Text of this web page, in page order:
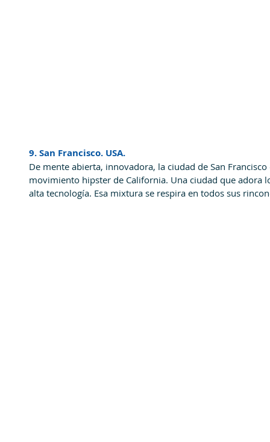
9. San Francisco. USA.
De mente abierta, innovadora, la ciudad de San
movimiento hipster de California. Una ciudad que adora
alta tecnología. Esa mixtura se respira en todos sus